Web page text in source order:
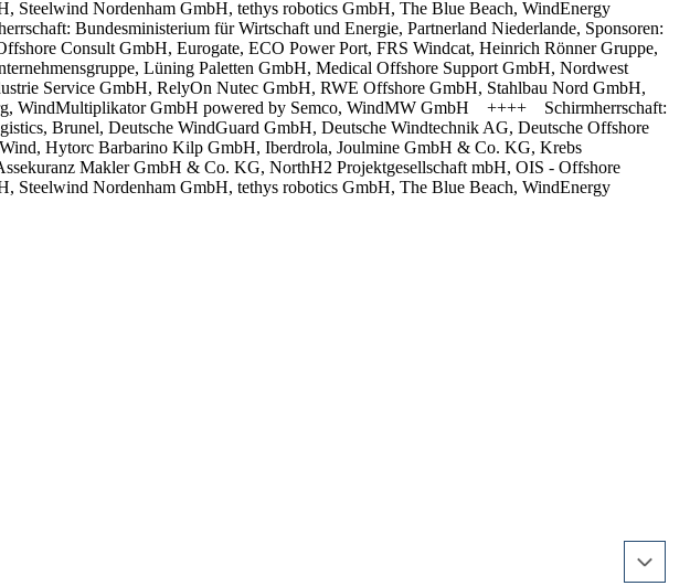
Nordenham GmbH, tethys robotics GmbH, The Blue Beach, WindEnergy
Bundesministerium für Wirtschaft und Energie, Partnerland Niederlande, Sponsoren:
Consult GmbH, Eurogate, ECO Power Port, FRS Windcat, Heinrich Rönner Gruppe,
Lüning Paletten GmbH, Medical Offshore Support GmbH, Nordwest
Service GmbH, RelyOn Nutec GmbH, RWE Offshore GmbH, Stahlbau Nord GmbH,
WindMultiplikator GmbH powered by Semco, WindMW GmbH ++++ Schirmherrschaft:
Brunel, Deutsche WindGuard GmbH, Deutsche Windtechnik AG, Deutsche Offshore
Hytorc Barbarino Kilp GmbH, Iberdrola, Joulmine GmbH & Co. KG, Krebs
Makler GmbH & Co. KG, NorthH2 Projektgesellschaft mbH, OIS - Offshore
Nordenham GmbH, tethys robotics GmbH, The Blue Beach, WindEnergy